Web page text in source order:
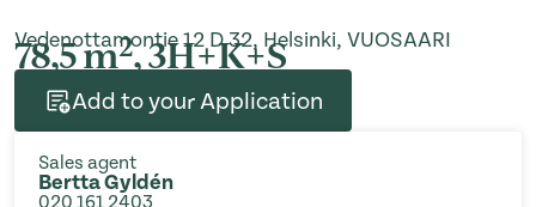
Vedenottamontie 12 D 32, Helsinki, VUOSAARI
78,5 m2, 3H+K+S
Add to your Application
Sales agent
Bertta Gyldén